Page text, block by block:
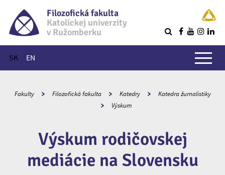
Filozofická fakulta
Katolíckej univerzity
v Ružomberku
SK EN
Hlavné menu
Fakulty Filozofická fakulta Katedry
Katedra žurnalistiky
Výskum
Výskum rodičovskej
mediácie na Slovensku